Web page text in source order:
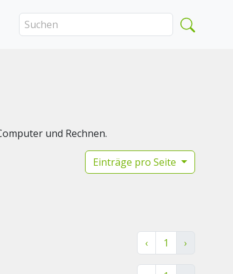
und Rechnen.
Einträge pro Seite
‹ 1 ›